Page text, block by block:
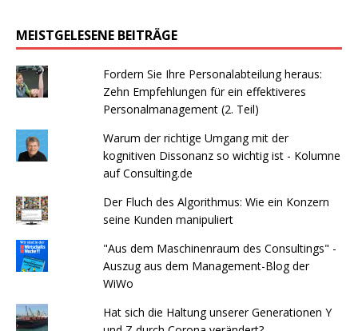
MEISTGELESENE BEITRÄGE
Fordern Sie Ihre Personalabteilung heraus:
Zehn Empfehlungen für ein effektiveres
Personalmanagement (2. Teil)
Warum der richtige Umgang mit der
kognitiven Dissonanz so wichtig ist - Kolumne
auf Consulting.de
Der Fluch des Algorithmus: Wie ein Konzern
seine Kunden manipuliert
"Aus dem Maschinenraum des Consultings" -
Auszug aus dem Management-Blog der
WiWo
Hat sich die Haltung unserer Generationen Y